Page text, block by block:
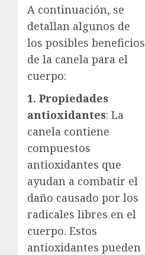
A continuación, se
detallan algunos de
los posibles beneficios
de la canela para el
cuerpo:
1. Propiedades
antioxidantes: La
canela contiene
compuestos
antioxidantes que
ayudan a combatir el
daño causado por los
radicales libres en el
cuerpo. Estos
antioxidantes pueden